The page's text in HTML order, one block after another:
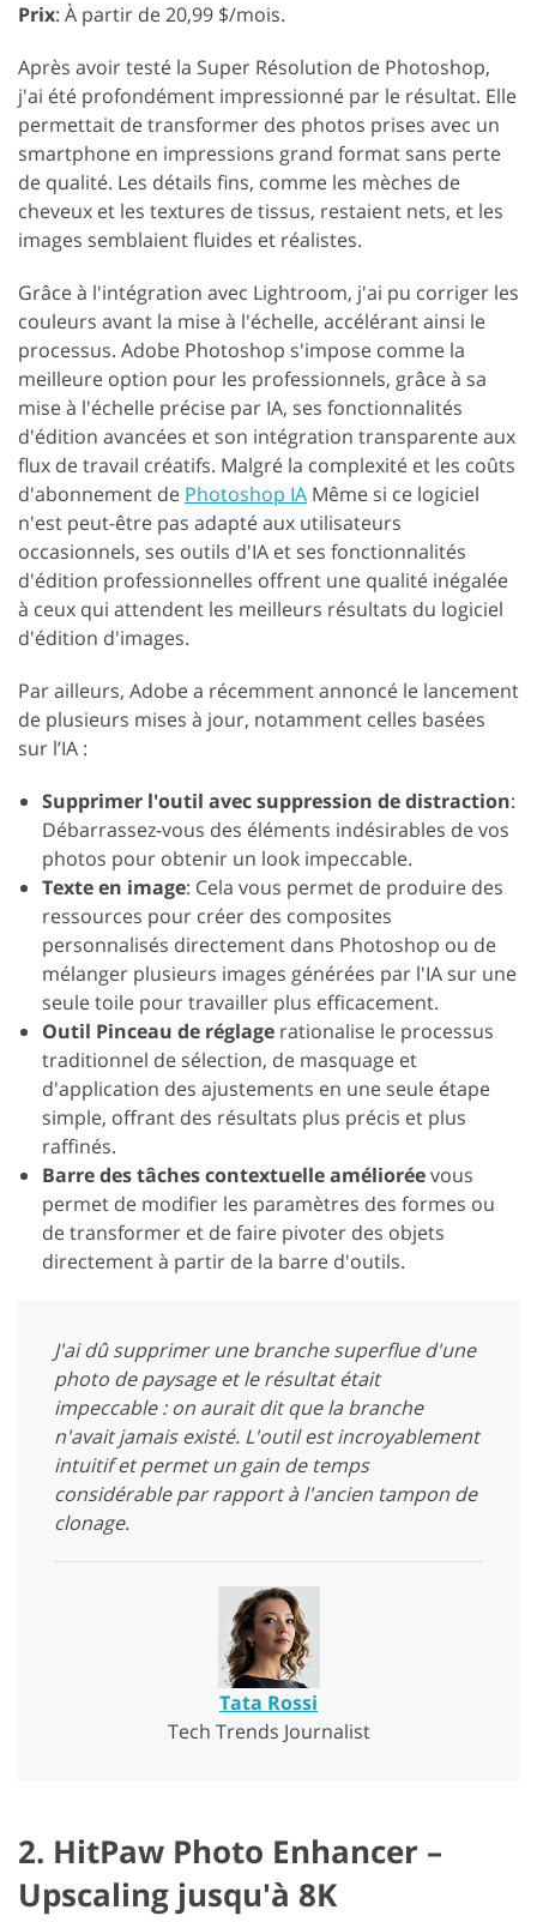
Prix: À partir de 20,99 $/mois.
Après avoir testé la Super Résolution de Photoshop,
j'ai été profondément impressionné par le résultat. Elle
permettait de transformer des photos prises avec un
smartphone en impressions grand format sans perte
de qualité. Les détails fins, comme les mèches de
cheveux et les textures de tissus, restaient nets, et les
images semblaient fluides et réalistes.
Grâce à l'intégration avec Lightroom, j'ai pu corriger les
couleurs avant la mise à l'échelle, accélérant ainsi le
processus. Adobe Photoshop s'impose comme la
meilleure option pour les professionnels, grâce à sa
mise à l'échelle précise par IA, ses fonctionnalités
d'édition avancées et son intégration transparente aux
flux de travail créatifs. Malgré la complexité et les coûts
d'abonnement de Photoshop IA Même si ce logiciel
n'est peut-être pas adapté aux utilisateurs
occasionnels, ses outils d'IA et ses fonctionnalités
d'édition professionnelles offrent une qualité inégalée
à ceux qui attendent les meilleurs résultats du logiciel
d'édition d'images.
Par ailleurs, Adobe a récemment annoncé le lancement
de plusieurs mises à jour, notamment celles basées
sur l’IA :
Supprimer l'outil avec suppression de distraction:
Débarrassez-vous des éléments indésirables de vos
photos pour obtenir un look impeccable.
Texte en image: Cela vous permet de produire des
ressources pour créer des composites
personnalisés directement dans Photoshop ou de
mélanger plusieurs images générées par l'IA sur une
seule toile pour travailler plus efficacement.
Outil Pinceau de réglage rationalise le processus
traditionnel de sélection, de masquage et
d'application des ajustements en une seule étape
simple, offrant des résultats plus précis et plus
raffinés.
Barre des tâches contextuelle amélioréevous
permet de modifier les paramètres des formes ou
de transformer et de faire pivoter des objets
directement à partir de la barre d'outils.
J'ai dû supprimer une branche superflue d'une
photo de paysage et le résultat était
impeccable : on aurait dit que la branche
n'avait jamais existé. L'outil est incroyablement
intuitif et permet un gain de temps
considérable par rapport à l'ancien tampon de
clonage.
Tata Rossi
Tech Trends Journalist
2. HitPaw Photo Enhancer –
Upscaling jusqu'à 8K